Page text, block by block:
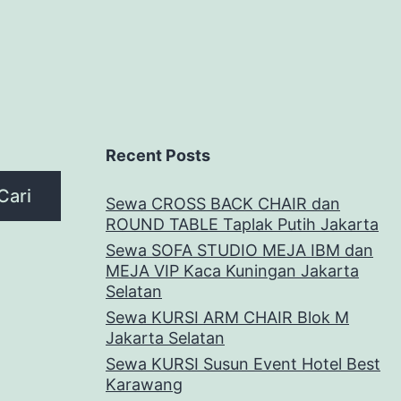
Recent Posts
Sewa CROSS BACK CHAIR dan
ROUND TABLE Taplak Putih Jakarta
Sewa SOFA STUDIO MEJA IBM dan
MEJA VIP Kaca Kuningan Jakarta
Selatan
Sewa KURSI ARM CHAIR Blok M
Jakarta Selatan
Sewa KURSI Susun Event Hotel Best
Karawang